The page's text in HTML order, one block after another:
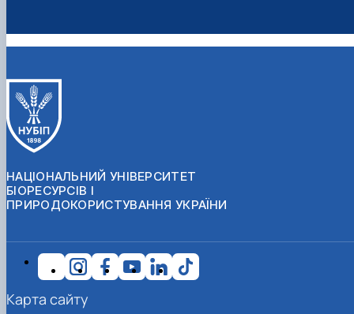
НАЦІОНАЛЬНИЙ УНІВЕРСИТЕТ
БІОРЕСУРСІВ І
ПРИРОДОКОРИСТУВАННЯ УКРАЇНИ
Карта сайту